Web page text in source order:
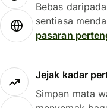
Bebas
sentiasa
pasaran
Jejak kadar
Simpan mata